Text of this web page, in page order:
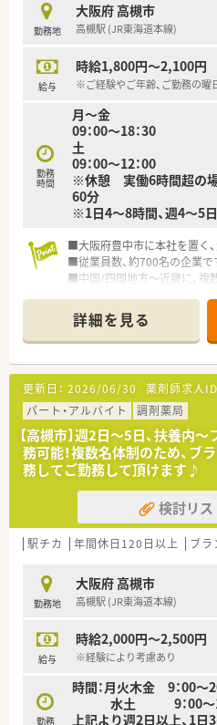
勤務地
大阪府 高槻市
高槻駅 (JR東海道本線)
給与
時給1,800円～2,100円
※ご経験やご年齢、ご勤務の曜
勤務
時間
月～金
09：00～18：30
土
09：00～12：00
※休憩 実働6時間超の場
60分
※1日4～8時間、週4～5
■大阪府豊中市に本社を置く
■従業員数、約700名の企業で
■中国/四国地方～近畿に、複
詳細を見る
更新日： 2026/06/30 薬剤師求人ID
パート・アルバイト
調剤薬局
【高槻市】週2日～5日、扶養内
務可能！複数名体制のため、ブ
務してご勤務して頂けます♪
検討リ
駅チカ 年間休日120日以上 ブラ
勤務地
大阪府 高槻市
高槻駅 (JR東海道本線)
給与
時給2,000円～2,500円
※経験により考慮あり
勤務
時間：月火木金 9：00～
水土 9：00～17
上記より週2日以上、1日